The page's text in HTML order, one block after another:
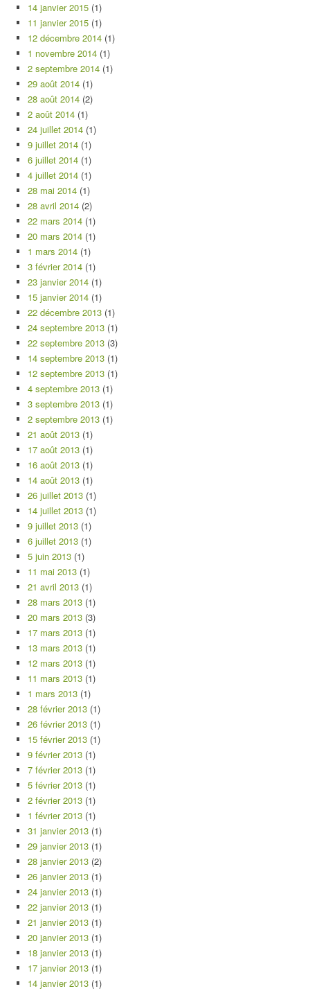
14 janvier 2015 (1)
11 janvier 2015 (1)
12 décembre 2014 (1)
1 novembre 2014 (1)
2 septembre 2014 (1)
29 août 2014 (1)
28 août 2014 (2)
2 août 2014 (1)
24 juillet 2014 (1)
9 juillet 2014 (1)
6 juillet 2014 (1)
4 juillet 2014 (1)
28 mai 2014 (1)
28 avril 2014 (2)
22 mars 2014 (1)
20 mars 2014 (1)
1 mars 2014 (1)
3 février 2014 (1)
23 janvier 2014 (1)
15 janvier 2014 (1)
22 décembre 2013 (1)
24 septembre 2013 (1)
22 septembre 2013 (3)
14 septembre 2013 (1)
12 septembre 2013 (1)
4 septembre 2013 (1)
3 septembre 2013 (1)
2 septembre 2013 (1)
21 août 2013 (1)
17 août 2013 (1)
16 août 2013 (1)
14 août 2013 (1)
26 juillet 2013 (1)
14 juillet 2013 (1)
9 juillet 2013 (1)
6 juillet 2013 (1)
5 juin 2013 (1)
11 mai 2013 (1)
21 avril 2013 (1)
28 mars 2013 (1)
20 mars 2013 (3)
17 mars 2013 (1)
13 mars 2013 (1)
12 mars 2013 (1)
11 mars 2013 (1)
1 mars 2013 (1)
28 février 2013 (1)
26 février 2013 (1)
15 février 2013 (1)
9 février 2013 (1)
7 février 2013 (1)
5 février 2013 (1)
2 février 2013 (1)
1 février 2013 (1)
31 janvier 2013 (1)
29 janvier 2013 (1)
28 janvier 2013 (2)
26 janvier 2013 (1)
24 janvier 2013 (1)
22 janvier 2013 (1)
21 janvier 2013 (1)
20 janvier 2013 (1)
18 janvier 2013 (1)
17 janvier 2013 (1)
14 janvier 2013 (1)